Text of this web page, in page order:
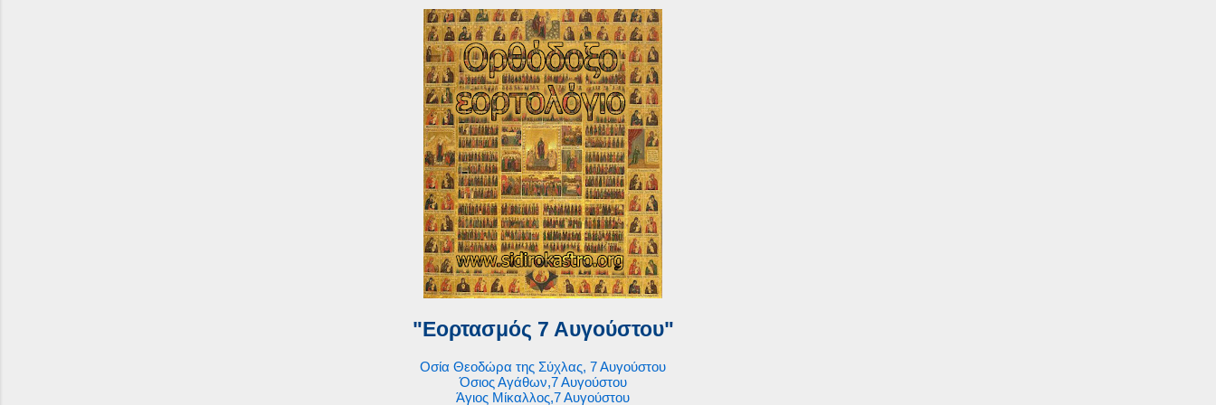
"Εορτασμός 7 Αυγούστου"
Οσία Θεοδώρα της Σύχλας, 7 Αυγούστου
Όσιος Αγάθων,7 Αυγούστου
Άγιος Μίκαλλος,7 Αυγούστου